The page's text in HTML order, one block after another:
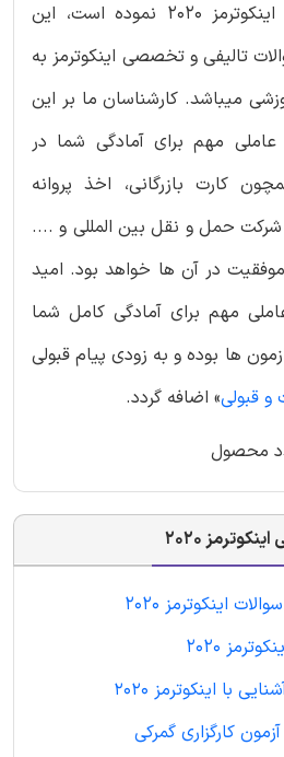
استثنایی و جدید برای اینکوترمز 2020 نموده است، این
تالیفی و تخصصی اینکوترمز به
میباشد. کارشناسان ما بر این
مهم برای آمادگی شما در
کارت بازرگانی، اخذ پروانه
شرکت حمل و نقل بین المللی و ....
در آن ها خواهد بود. امید
مهم برای آمادگی کامل شما
ها بوده و به زودی پیام قبولی
و قبولی» اضافه گردد.
2020
اینکوترمز 2020
2020
با اینکوترمز 2020
کارگزاری گمرکی